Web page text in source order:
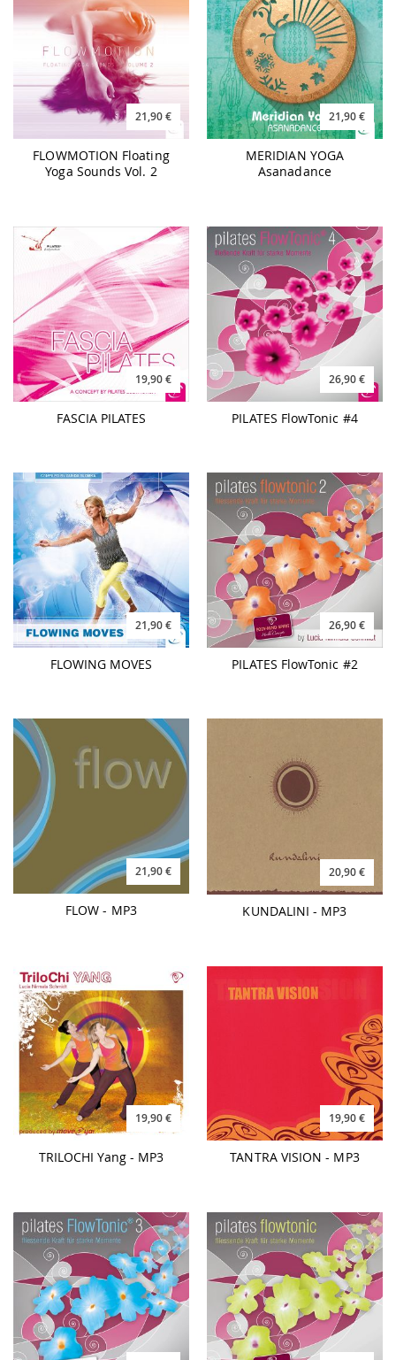
21,90 €
FLOWMOTION Floating
Yoga Sounds Vol. 2
21,90 €
MERIDIAN YOGA
Asanadance
19,90 €
FASCIA PILATES
26,90 €
PILATES FlowTonic #4
21,90 €
FLOWING MOVES
26,90 €
PILATES FlowTonic #2
21,90 €
FLOW - MP3
20,90 €
KUNDALINI - MP3
19,90 €
TRILOCHI Yang - MP3
19,90 €
TANTRA VISION - MP3